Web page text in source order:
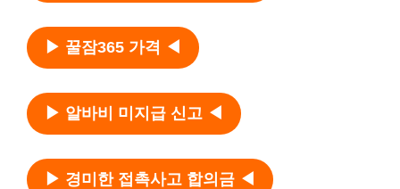
▶ 꿀잠365 가격 ◀
▶ 알바비 미지급 신고 ◀
▶ 경미한 접촉사고 합의금 ◀